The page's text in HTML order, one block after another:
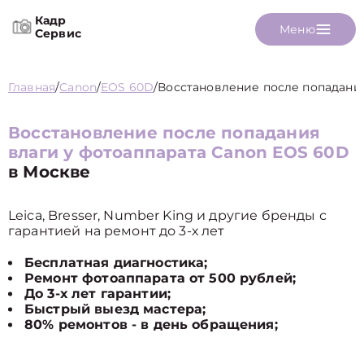
Кадр
Сервис
Меню
Главная/Canon/EOS 60D/Восстановление после
Восстановление после попадания
влаги у фотоаппарата Canon EOS 60D
в Москве
Leica, Bresser, Number King и другие бренды с
гарантией на ремонт до 3-х лет
Бесплатная диагностика;
Ремонт фотоаппарата от 500 рублей;
До 3-х лет гарантии;
Быстрый выезд мастера;
80% ремонтов - в день обращения;